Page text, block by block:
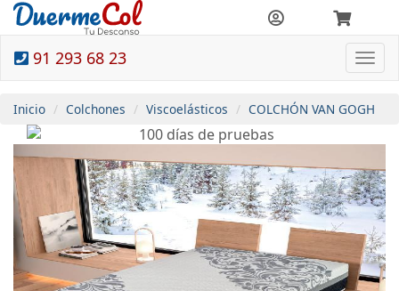
91 293 68 23
Inicio Colchones Viscoelásticos COLCHÓN VAN GOGH